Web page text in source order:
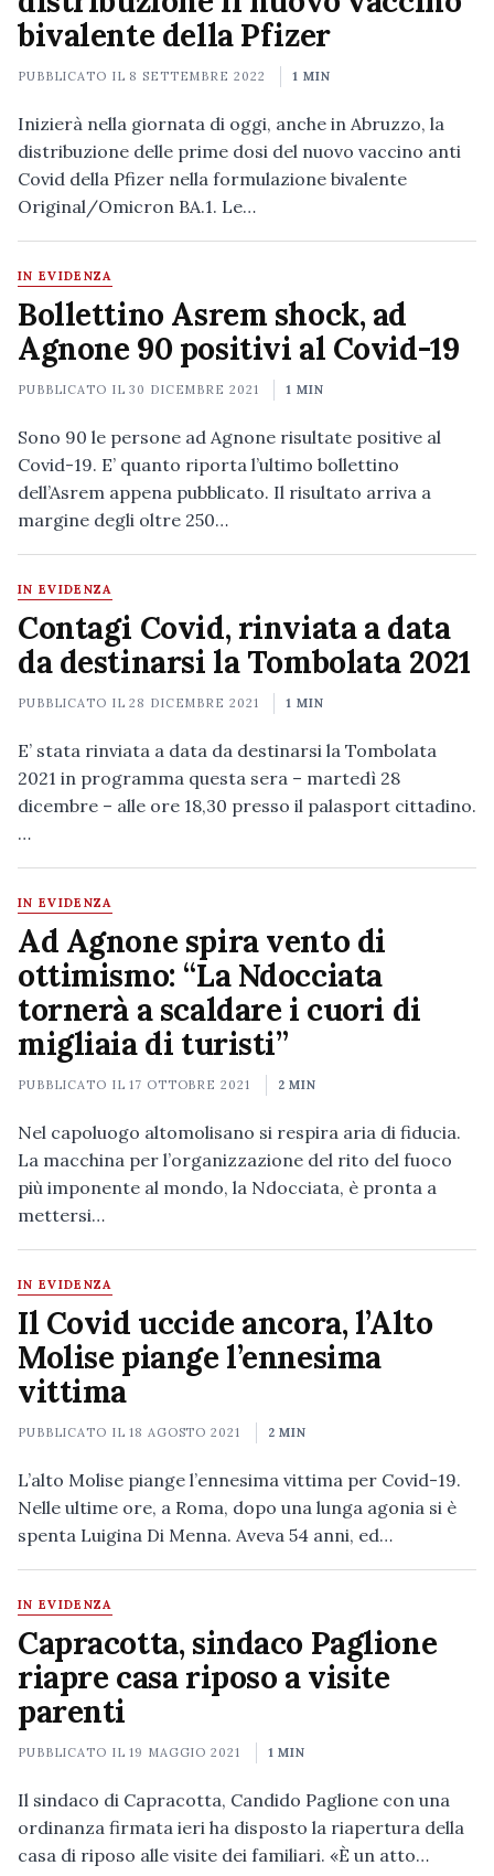
bivalente della Pfizer
PUBBLICATO IL 8 SETTEMBRE 2022 1 MIN
Inizierà nella giornata di oggi, anche in Abruzzo, la
distribuzione delle prime dosi del nuovo vaccino anti
Covid della Pfizer nella formulazione bivalente
Original/Omicron BA.1. Le…
IN EVIDENZA
Bollettino Asrem shock, ad
Agnone 90 positivi al Covid-19
PUBBLICATO IL30 DICEMBRE 2021 1 MIN
Sono 90 le persone ad Agnone risultate positive al
Covid-19. E’ quanto riporta l’ultimo bollettino
dell’Asrem appena pubblicato. Il risultato arriva a
margine degli oltre 250…
IN EVIDENZA
Contagi Covid, rinviata a data
da destinarsi la Tombolata 2021
PUBBLICATO IL28 DICEMBRE 2021 1 MIN
E’ stata rinviata a data da destinarsi la Tombolata
2021 in programma questa sera – martedì 28
dicembre – alle ore 18,30 presso il palasport cittadino.
…
IN EVIDENZA
Ad Agnone spira vento di
ottimismo: “La Ndocciata
tornerà a scaldare i cuori di
migliaia di turisti”
PUBBLICATO IL17 OTTOBRE 2021 2 MIN
Nel capoluogo altomolisano si respira aria di fiducia.
La macchina per l’organizzazione del rito del fuoco
più imponente al mondo, la Ndocciata, è pronta a
mettersi…
IN EVIDENZA
Il Covid uccide ancora, l’Alto
Molise piange l’ennesima
vittima
PUBBLICATO IL18 AGOSTO 2021 2 MIN
L’alto Molise piange l’ennesima vittima per Covid-19.
Nelle ultime ore, a Roma, dopo una lunga agonia si è
spenta Luigina Di Menna. Aveva 54 anni, ed…
IN EVIDENZA
Capracotta, sindaco Paglione
riapre casa riposo a visite
parenti
PUBBLICATO IL19 MAGGIO 2021 1 MIN
Il sindaco di Capracotta, Candido Paglione con una
ordinanza firmata ieri ha disposto la riapertura della
casa di riposo alle visite dei familiari. «È un atto…